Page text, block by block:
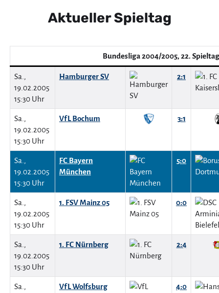
Aktueller Spieltag
Bundesliga 2004/2005, 22. Spieltag
Sa.,
19.02.2005
15:30 Uhr
Hamburger SV 2:1
Sa.,
19.02.2005
15:30 Uhr
VfL Bochum 3:1
Sa.,
19.02.2005
15:30 Uhr
FC Bayern
München
5:0
Sa.,
19.02.2005
15:30 Uhr
1. FSV Mainz 05 0:0
Sa.,
19.02.2005
15:30 Uhr
1. FC Nürnberg 2:4
Sa.,
VfL Wolfsburg 4:0